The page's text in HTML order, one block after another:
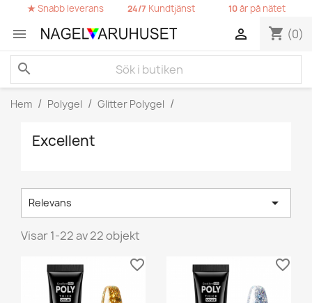
★Snabb leverans 24/7 Kundtjänst 10år på nätet
 shopping_cart (0)

search
Hem Polygel Glitter Polygel
Excellent
Relevans 
Visar 1-22 av 22 objekt
favorite_border favorite_border